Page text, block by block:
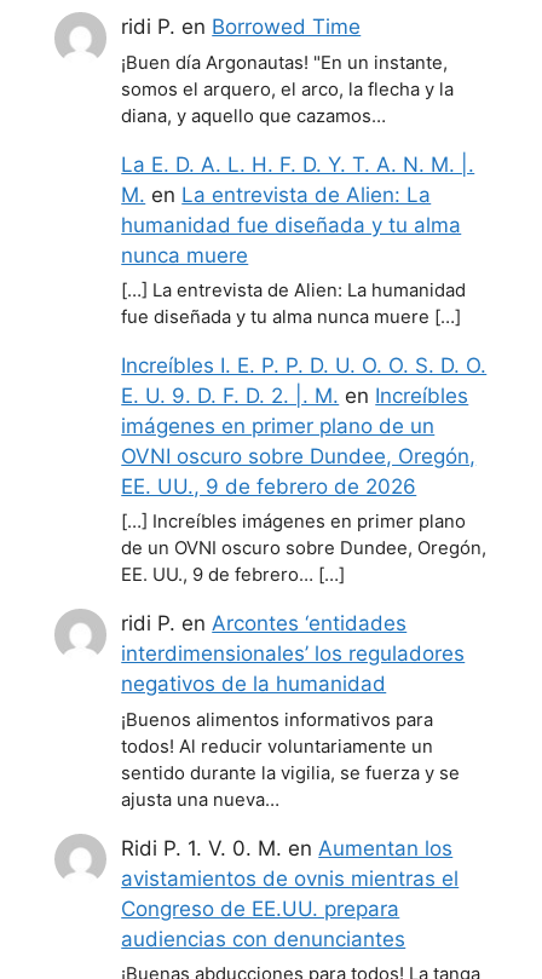
ridi P. en Borrowed Time
¡Buen día Argonautas! "En un instante,
somos el arquero, el arco, la flecha y la
diana, y aquello que cazamos…
La E. D. A. L. H. F. D. Y. T. A. N. M. |.
M. en La entrevista de Alien: La
humanidad fue diseñada y tu alma
nunca muere
[…] La entrevista de Alien: La humanidad
fue diseñada y tu alma nunca muere […]
Increíbles I. E. P. P. D. U. O. O. S. D. O.
E. U. 9. D. F. D. 2. |. M. en Increíbles
imágenes en primer plano de un
OVNI oscuro sobre Dundee, Oregón,
EE. UU., 9 de febrero de 2026
[…] Increíbles imágenes en primer plano
de un OVNI oscuro sobre Dundee, Oregón,
EE. UU., 9 de febrero… […]
ridi P. enArcontes ‘entidades
interdimensionales’ los reguladores
negativos de la humanidad
¡Buenos alimentos informativos para
todos! Al reducir voluntariamente un
sentido durante la vigilia, se fuerza y se
ajusta una nueva…
Ridi P. 1. V. 0. M. en Aumentan los
avistamientos de ovnis mientras el
Congreso de EE.UU. prepara
audiencias con denunciantes
¡Buenas abducciones para todos! La tanga